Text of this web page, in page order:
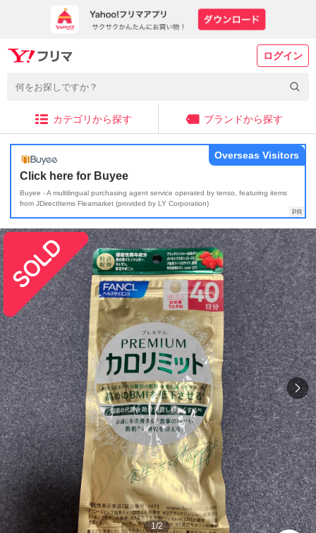
ログイン
カテゴリから探す ブランドから探す
Click here for Buyee
Buyee - A multilingual purchasing agent service operated by tenso, featuring items
from JDirectItems Fleamarket (provided by LY Corporation)
Overseas Visitors
1/2